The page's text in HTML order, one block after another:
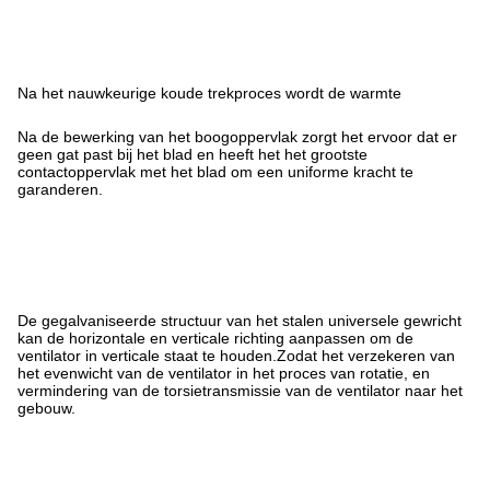
Na het nauwkeurige koude trekproces wordt de warmte
Na de bewerking van het boogoppervlak zorgt het ervoor dat er
geen gat past bij het blad en heeft het het grootste
contactoppervlak met het blad om een uniforme kracht te
garanderen.
De gegalvaniseerde structuur van het stalen universele gewricht
kan de horizontale en verticale richting aanpassen om de
ventilator in verticale staat te houden.Zodat het verzekeren van
het evenwicht van de ventilator in het proces van rotatie, en
vermindering van de torsietransmissie van de ventilator naar het
gebouw.